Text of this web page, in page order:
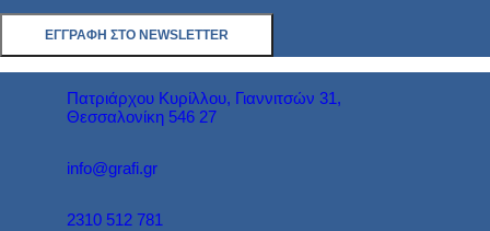
Πατριάρχου Κυρίλλου, Γιαννιτσών 31,
Θεσσαλονίκη 546 27
info@grafi.gr
2310 512 781